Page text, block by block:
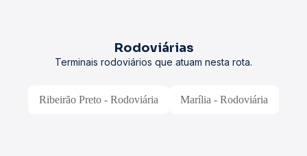
Rodoviárias
Terminais rodoviários que atuam nesta rota.
Ribeirão Preto - Rodoviária Marília - Rodoviária